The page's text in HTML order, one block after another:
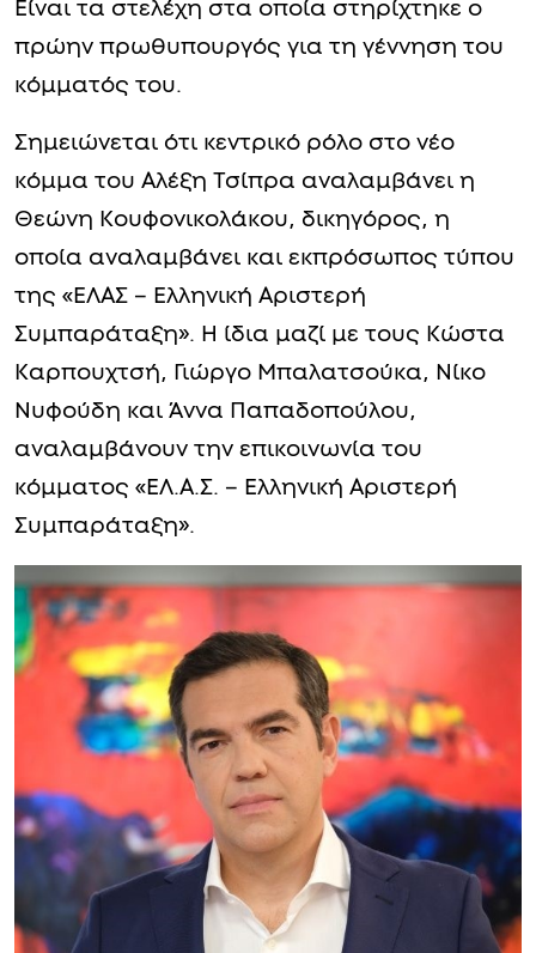
Είναι τα στελέχη στα οποία στηρίχτηκε ο
πρώην πρωθυπουργός για τη γέννηση του
κόμματός του.
Σημειώνεται ότι κεντρικό ρόλο στο νέο
κόμμα του Αλέξη Τσίπρα αναλαμβάνει η
Θεώνη Κουφονικολάκου, δικηγόρος, η
οποία αναλαμβάνει και εκπρόσωπος τύπου
της «ΕΛΑΣ – Ελληνική Αριστερή
Συμπαράταξη». Η ίδια μαζί με τους Κώστα
Καρπουχτσή, Γιώργο Μπαλατσούκα, Νίκο
Νυφούδη και Άννα Παπαδοπούλου,
αναλαμβάνουν την επικοινωνία του
κόμματος «ΕΛ.Α.Σ. – Ελληνική Αριστερή
Συμπαράταξη».